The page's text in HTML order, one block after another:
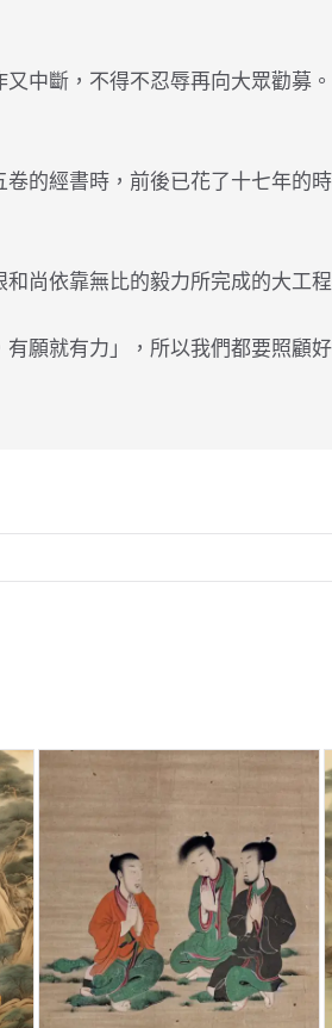
中斷，不得不忍辱再向大眾勸募
的經書時，前後已花了十七年的
尚依靠無比的毅力所完成的大工程
願就有力」，所以我們都要照顧